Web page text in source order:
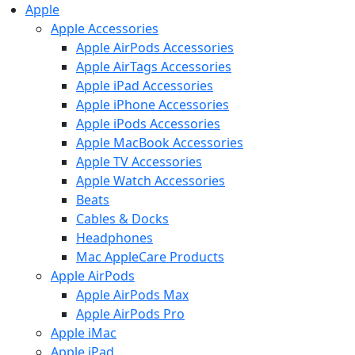
Apple
Apple Accessories
Apple AirPods Accessories
Apple AirTags Accessories
Apple iPad Accessories
Apple iPhone Accessories
Apple iPods Accessories
Apple MacBook Accessories
Apple TV Accessories
Apple Watch Accessories
Beats
Cables & Docks
Headphones
Mac AppleCare Products
Apple AirPods
Apple AirPods Max
Apple AirPods Pro
Apple iMac